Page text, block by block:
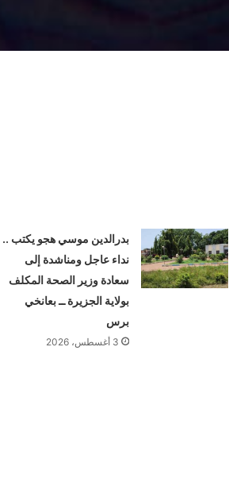
بدرالدين موسي هجو يكتب ..
نداء عاجل ومناشدة إلى
سعادة وزير الصحة المكلف
بولاية الجزيرة ــ بعانخي
برس
3 أغسطس، 2026